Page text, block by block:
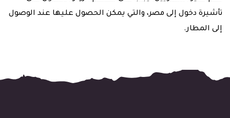
تأشيرة دخول إلى مصر، والتي يمكن الحصول عليها عند الوصول
إلى المطار.